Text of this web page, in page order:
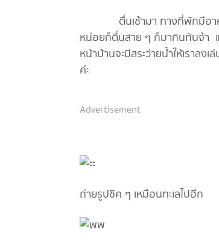
ตื่นเช้ามา ทางที่พักมีอาหาร
หน่อยก็ตื่นสาย ๆ ก็มากินทันจ้า แ
หน้าบ้านจะมีสระว่ายน้ำให้เราลง
ค่ะ
Advertisement
ถ่ายรูปชิค ๆ เหมือนทะเลไปอีก